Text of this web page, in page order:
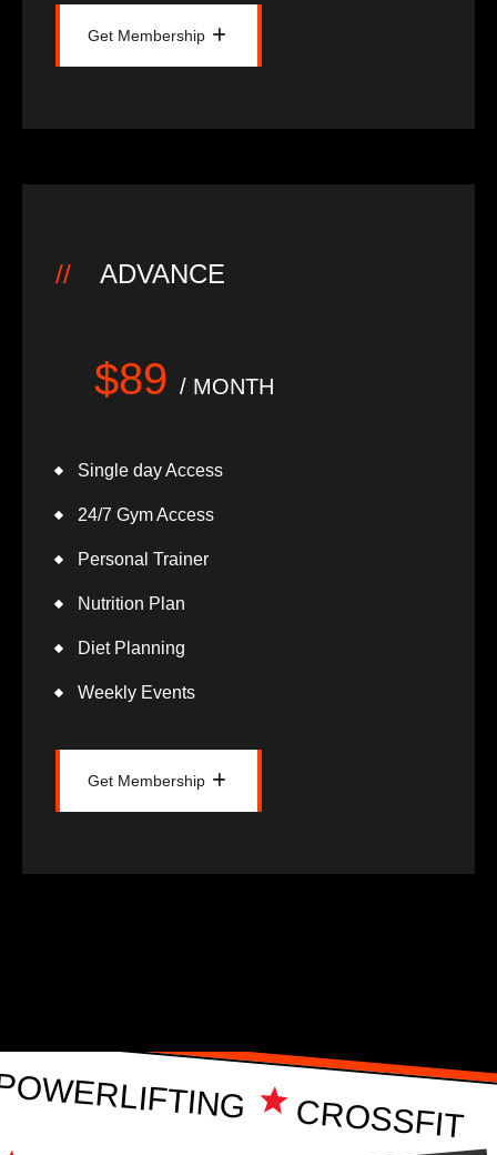
Get Membership
ADVANCE
$89 / MONTH
Single day Access
24/7 Gym Access
Personal Trainer
Nutrition Plan
Diet Planning
Weekly Events
Get Membership
CROSSFIT